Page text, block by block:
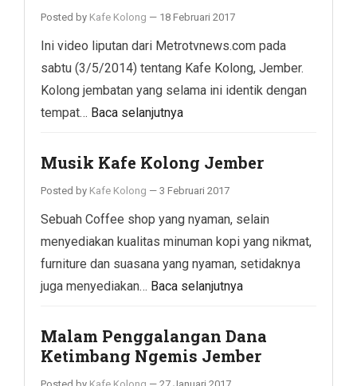
Posted by Kafe Kolong — 18 Februari 2017
Ini video liputan dari Metrotvnews.com pada
sabtu (3/5/2014) tentang Kafe Kolong, Jember.
Kolong jembatan yang selama ini identik dengan
tempat… Baca selanjutnya
Musik Kafe Kolong Jember
Posted by Kafe Kolong — 3 Februari 2017
Sebuah Coffee shop yang nyaman, selain
menyediakan kualitas minuman kopi yang nikmat,
furniture dan suasana yang nyaman, setidaknya
juga menyediakan… Baca selanjutnya
Malam Penggalangan Dana
Ketimbang Ngemis Jember